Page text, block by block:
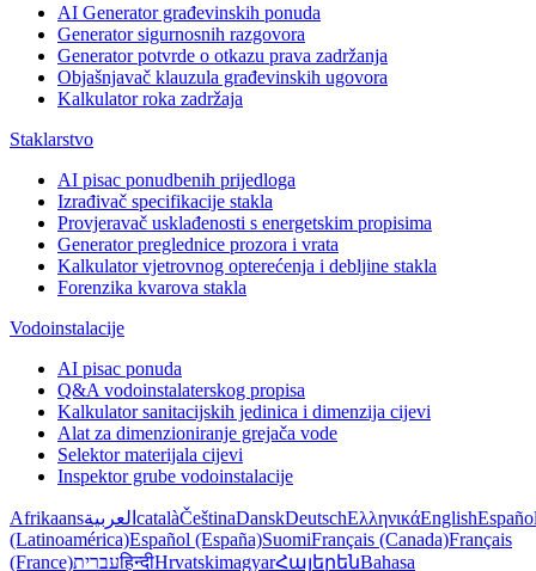
AI Generator građevinskih ponuda
Generator sigurnosnih razgovora
Generator potvrde o otkazu prava zadržanja
Objašnjavač klauzula građevinskih ugovora
Kalkulator roka zadržaja
Staklarstvo
AI pisac ponudbenih prijedloga
Izrađivač specifikacije stakla
Provjeravač usklađenosti s energetskim propisima
Generator preglednice prozora i vrata
Kalkulator vjetrovnog opterećenja i debljine stakla
Forenzika kvarova stakla
Vodoinstalacije
AI pisac ponuda
Q&A vodoinstalaterskog propisa
Kalkulator sanitacijskih jedinica i dimenzija cijevi
Alat za dimenzioniranje grejača vode
Selektor materijala cijevi
Inspektor grube vodoinstalacije
Afrikaansالعربية catalàČeštinaDanskDeutschΕλληνικάEnglish
(Latinoamérica)Español (España)SuomiFrançais (Canada)Français
(France)עבריתहिन्दीHrvatskimagyarՀայերենBahasa